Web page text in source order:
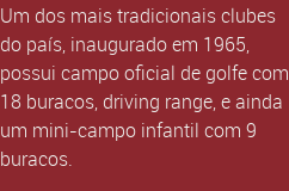
Um dos mais tradicionais clubes
do país, inaugurado em 1965,
possui campo oficial de golfe com
18 buracos, driving range, e ainda
um mini-campo infantil com 9
buracos.